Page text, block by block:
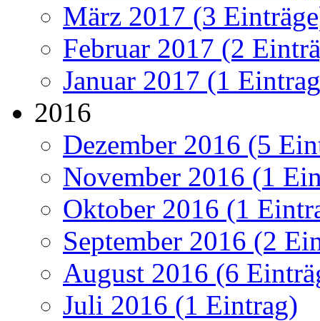
März 2017 (3
Februar 2017 (2
Januar 2017 (1
2016
Dezember 2016 (5
November 2016 (1
Oktober 2016 (1
September 2016 (2
August 2016 (6
Juli 2016 (1 Eintrag)